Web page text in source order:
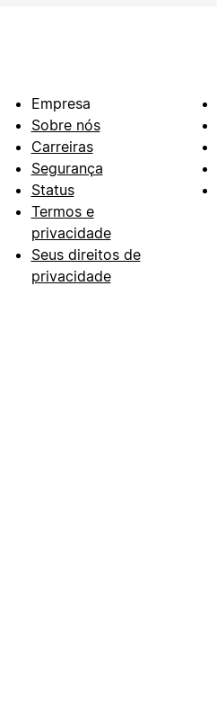
Empresa
Sobre nós
Carreiras
Segurança
Status
Termos e
privacidade
Seus direitos de
privacidade